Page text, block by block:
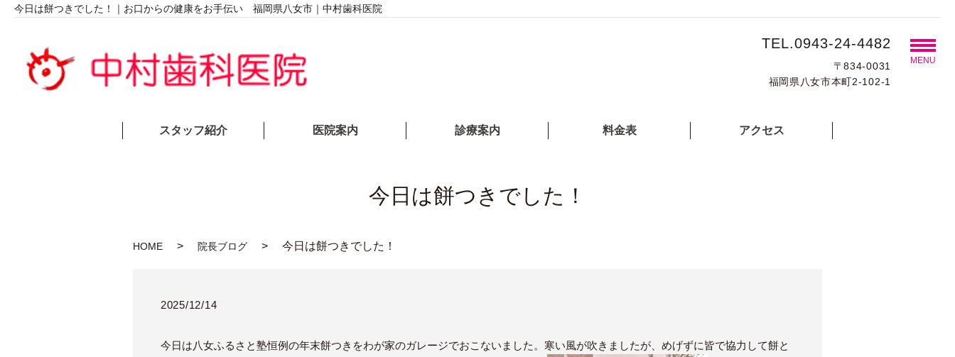
今日は餅つきでした！｜お口からの健康をお手伝い 福岡県八女市｜中村歯科医院
TEL.0943-24-4482
〒834-0031
福岡県八女市本町2-102-1
MENU
スタッフ紹介 医院案内 診療案内 料金表 アクセス
今日は餅つきでした！
HOME 院長ブログ 今日は餅つきでした！
2025/12/14
今日は八女ふるさと塾恒例の年末餅つきをわが家のガレージでおこないました。寒い風が吹きましたが、めげずに皆で協力して餅と